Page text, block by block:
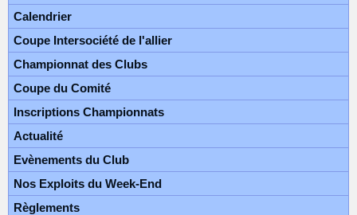
Calendrier
Coupe Intersociété de l'allier
Championnat des Clubs
Coupe du Comité
Inscriptions Championnats
Actualité
Evènements du Club
Nos Exploits du Week-End
Règlements